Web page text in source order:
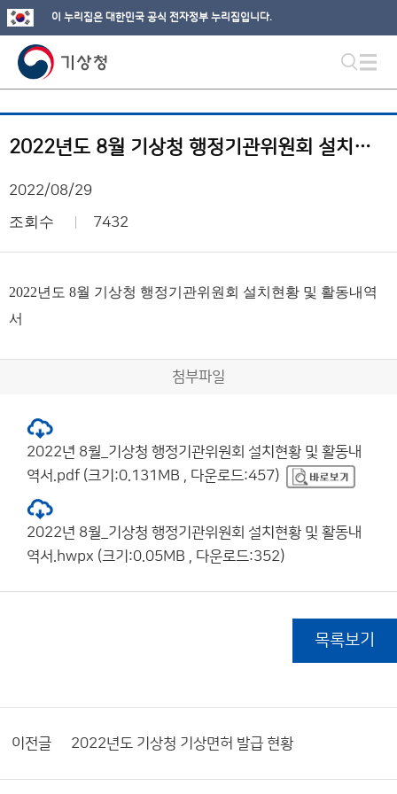
이 누리집은 대한민국 공식 전자정부 누리집입니다.
2022년도 8월 기상청 행정기관위원회 설치현황 및 활동내역서
2022/08/29
조회수 7432
2022년도 8월 기상청 행정기관위원회 설치현황 및 활동내역
서
첨부파일
2022년 8월_기상청 행정기관위원회 설치현황 및 활동내
역서.pdf (크기:0.131MB , 다운로드:457)
2022년 8월_기상청 행정기관위원회 설치현황 및 활동내
역서.hwpx (크기:0.05MB , 다운로드:352)
목록보기
이전글 2022년도 기상청 기상면허 발급 현황